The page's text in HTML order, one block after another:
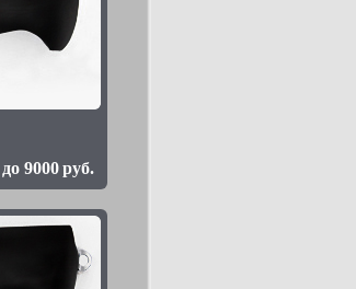
до 9000руб.